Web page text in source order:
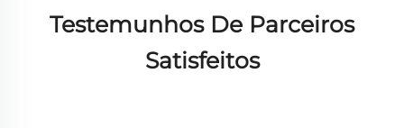
Testemunhos De Parceiros
Satisfeitos